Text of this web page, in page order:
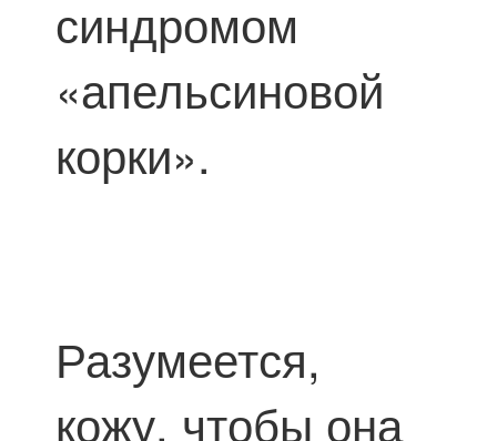
синдромом
«апельсиновой
корки».
Разумеется,
кожу, чтобы она